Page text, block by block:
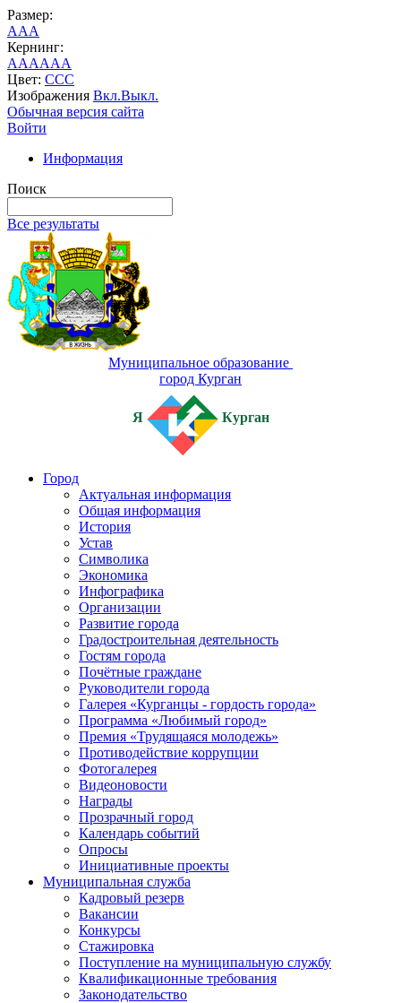
Размер:
AAA
Кернинг:
AAAAAA
Цвет: CCC
Изображения Вкл.Выкл.
Обычная версия сайта
Войти
Информация
Поиск
Все результаты
Муниципальное образование
город Курган
Я Курган
Город
Актуальная информация
Общая информация
История
Устав
Символика
Экономика
Инфографика
Организации
Развитие города
Градостроительная деятельность
Гостям города
Почётные граждане
Руководители города
Галерея «Курганцы - гордость города»
Программа «Любимый город»
Премия «Трудящаяся молодежь»
Противодействие коррупции
Фотогалерея
Видеоновости
Награды
Прозрачный город
Календарь событий
Опросы
Инициативные проекты
Муниципальная служба
Кадровый резерв
Вакансии
Конкурсы
Стажировка
Поступление на муниципальную службу
Квалификационные требования
Законодательство